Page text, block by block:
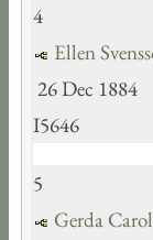
4
Ellen
26 Dec 1884
I5646
5
Gerda